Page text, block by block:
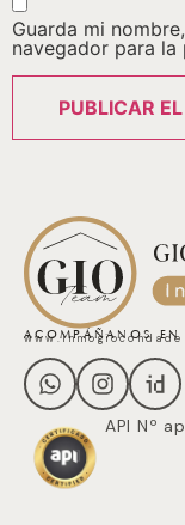
Guarda mi
navegador para
ACOMPÁÑANOS
API Nº